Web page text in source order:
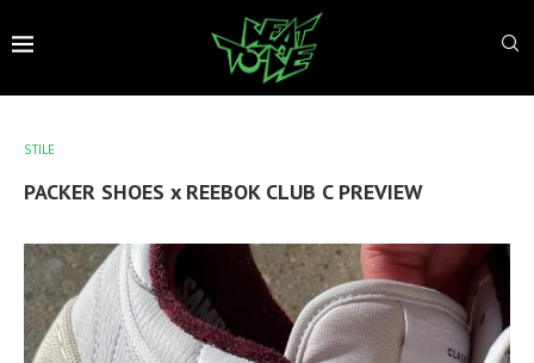
STILE
PACKER SHOES x REEBOK CLUB C PREVIEW